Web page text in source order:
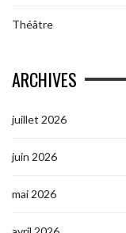
Théâtre
ARCHIVES
juillet 2026
juin 2026
mai 2026